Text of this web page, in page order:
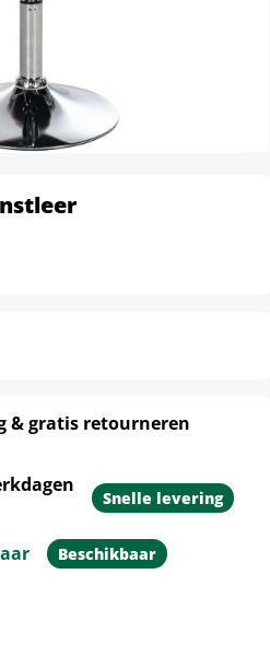
& gratis retourneren
Snelle levering
Beschikbaar